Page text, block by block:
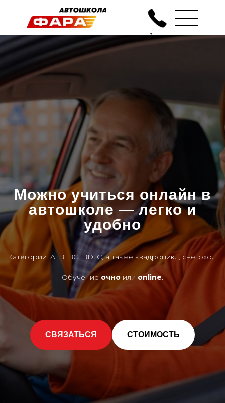
Можно учиться онлайн в
автошколе — легко и
удобно
Категории: A, B, BC, BD, C, а также квадроцикл, снегоход.
Обучение очно или online.
СВЯЗАТЬСЯ СТОИМОСТЬ